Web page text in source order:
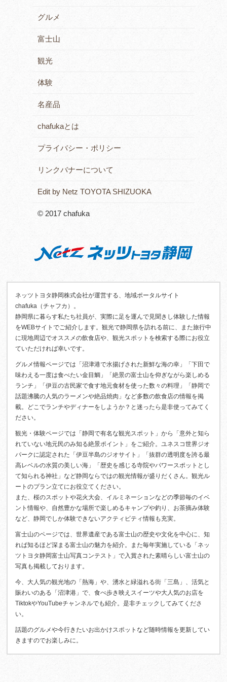
グルメ
富士山
観光
体験
名産品
chafukaとは
プライバシー・ポリシー
リンクバナーについて
Edit by Netz TOYOTA SHIZUOKA
© 2017 chafuka
ネッツトヨタ静岡株式会社が運営する、地域ポータルサイト
chafuka（チャフカ）。
静岡県に暮らす私たち社員が、実際に足を運んで見聞きし体験した情報
をWEBサイトでご紹介します。観光で静岡県を訪れる前に、また旅行中
に現地周辺でオススメの飲食店や、観光スポットを検索する際にお役立
ていただければ幸いです。
グルメ情報ページでは「沼津港で水揚げされた新鮮な海の幸」「下田で
味わえる一度は食べたい金目鯛」「絶景の富士山を仰ぎながら楽しめる
ランチ」「伊豆の古民家で食す地元食材を使った数々の料理」「静岡で
話題沸騰の人気のラーメンや絶品焼肉」など多数の飲食店の情報を掲
載。どこでランチやディナーをしようか？と迷ったら是非使ってみてく
ださい。
観光・体験ページでは「静岡で有名な観光スポット」から「意外と知ら
れていない地元民のみ知る絶景ポイント」をご紹介。ユネスコ世界ジオ
パークに認定された「伊豆半島のジオサイト」「抜群の透明度を誇る最
高レベルの水質の美しい海」「歴史を感じる寺院やパワースポットとし
て知られる神社」など静岡ならではの観光情報が盛りだくさん。観光ル
ートのプラン立てにお役立てください。
また、桜のスポットや花火大会、イルミネーションなどの季節毎のイベ
ント情報や、自然豊かな場所で楽しめるキャンプや釣り、お茶摘み体験
など、静岡でしか体験できないアクティビティ情報も充実。
富士山のページでは、世界遺産である富士山の歴史や文化を中心に、知
れば知るほど深まる富士山の魅力を紹介。また毎年実施している「ネッ
ツトヨタ静岡富士山写真コンテスト」で入賞された素晴らしい富士山の
写真も掲載しております。
今、大人気の観光地の「熱海」や、湧水と緑溢れる街「三島」、活気と
賑わいのある「沼津港」で、食べ歩き映えスイーツや大人気のお店を
TiktokやYouTubeチャンネルでも紹介。是非チェックしてみてくださ
い。
話題のグルメや今行きたいお出かけスポットなど随時情報を更新してい
きますのでお楽しみに。